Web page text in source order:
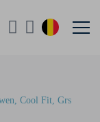
Cool Fit, Grs